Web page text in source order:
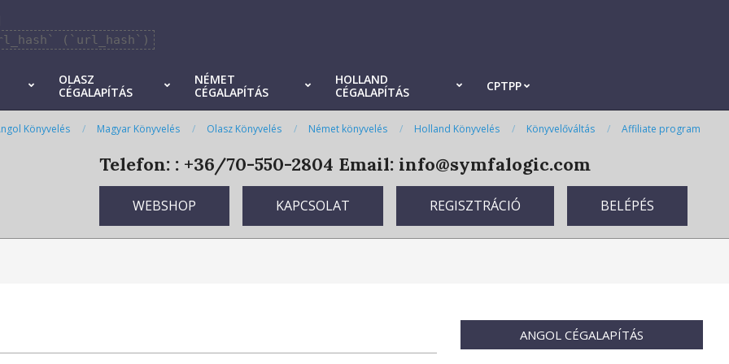
(`url_hash`)
OLASZ
CÉGALAPÍTÁS
NÉMET
CÉGALAPÍTÁS
HOLLAND
CÉGALAPÍTÁS
CPTPP
Könyvelés Magyar Könyvelés Olasz Könyvelés Német könyvelés Holland Könyvelés Könyvelőváltás Affiliate program
Telefon: : +36/70-550-2804 Email: info@symfalogic.com
WEBSHOP KAPCSOLAT REGISZTRÁCIÓ BELÉPÉS
ANGOL CÉGALAPÍTÁS